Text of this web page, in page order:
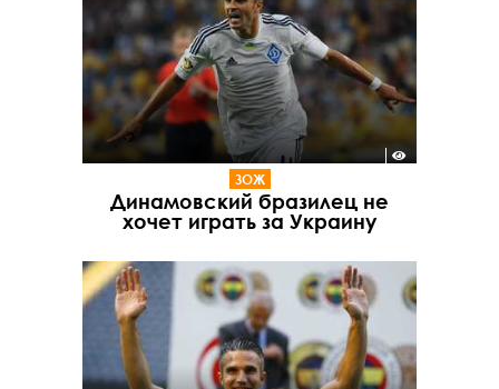
ЗОЖ
Динамовский бразилец не
хочет играть за Украину